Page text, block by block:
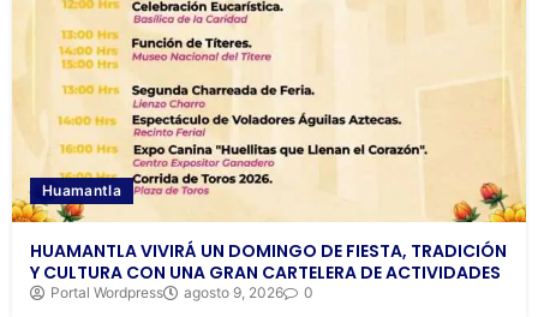
Huamantla
HUAMANTLA VIVIRÁ UN DOMINGO DE FIESTA, TRADICIÓN
Y CULTURA CON UNA GRAN CARTELERA DE ACTIVIDADES
Portal Wordpress agosto 9, 2026 0